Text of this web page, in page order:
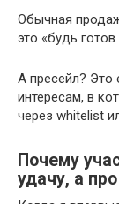
Обычная
это «будь
А пресейл? Это
интересам, в
через whitelist
Почему
удачу, а